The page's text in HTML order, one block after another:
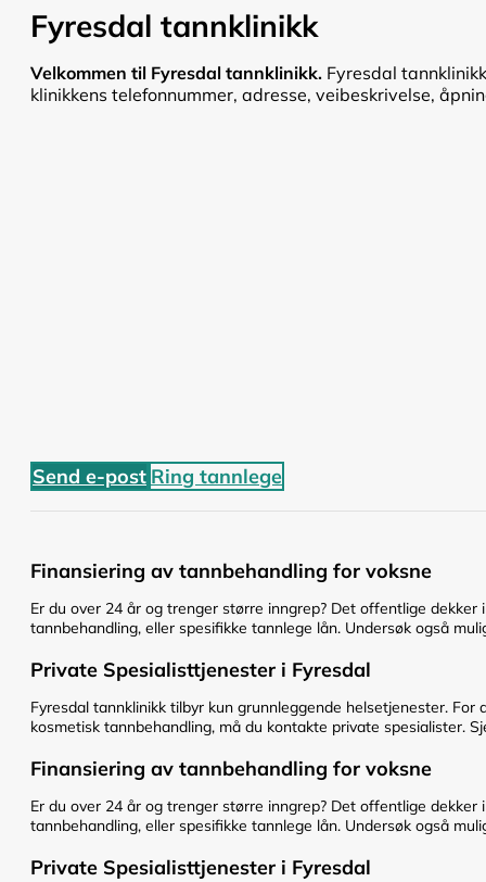
Fyresdal tannklinikk
Velkommen til Fyresdal tannklinikk. Fyresdal
klinikkens telefonnummer, adresse, veibeskrivelse,
Send e-post Ring tannlege
Finansiering av tannbehandling for voksne
Er du over 24 år og trenger større inngrep? Det offentlige
tannbehandling, eller spesifikke tannlege lån. Undersøk også
Private Spesialisttjenester i Fyresdal
Fyresdal tannklinikk tilbyr kun grunnleggende helsetjenester.
kosmetisk tannbehandling, må du kontakte private spesialister.
Finansiering av tannbehandling for voksne
Er du over 24 år og trenger større inngrep? Det offentlige
tannbehandling, eller spesifikke tannlege lån. Undersøk også
Private Spesialisttjenester i Fyresdal